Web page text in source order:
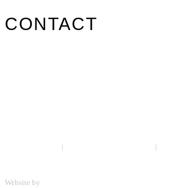
CONTACT
| |
Website by